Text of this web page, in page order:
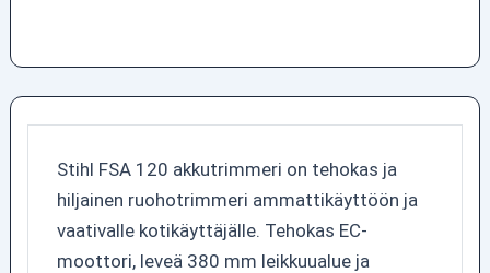
Stihl FSA 120 akkutrimmeri on tehokas ja
hiljainen ruohotrimmeri ammattikäyttöön ja
vaativalle kotikäyttäjälle. Tehokas EC-
moottori, leveä 380 mm leikkuualue ja